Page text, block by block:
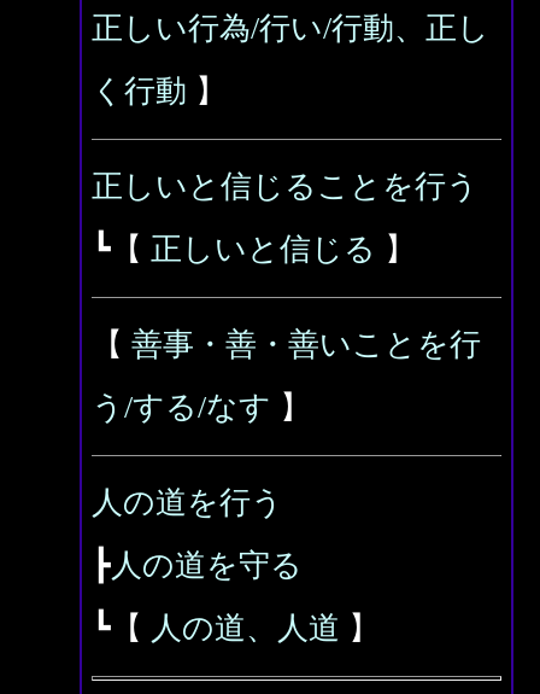
正しい行為/行い/行動、正し
く行動 】
正しいと信じることを行う
┗【 正しいと信じる 】
【 善事・善・善いことを行
う/する/なす 】
人の道を行う
┣人の道を守る
┗【 人の道、人道 】